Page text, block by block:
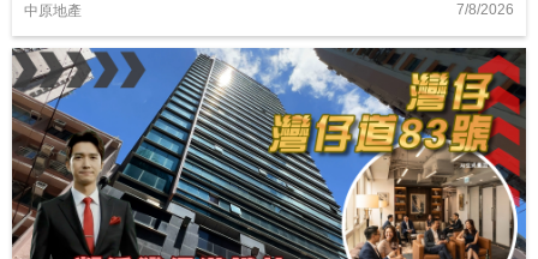
中原地產 7/8/2026